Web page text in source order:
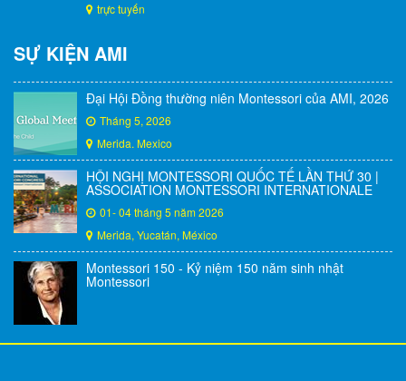
trực tuyến
SỰ KIỆN AMI
Đại Hội Đồng thường niên Montessori của AMI, 2026
Tháng 5, 2026
Merida. Mexico
HỘI NGHỊ MONTESSORI QUỐC TẾ LẦN THỨ 30 |
ASSOCIATION MONTESSORI INTERNATIONALE
01- 04 tháng 5 năm 2026
Merida, Yucatán, México
Montessori 150 - Kỷ niệm 150 năm sinh nhật
Montessori